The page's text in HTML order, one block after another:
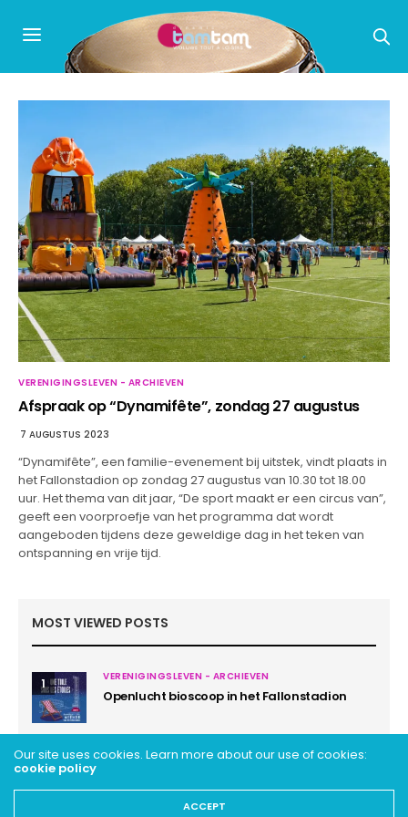
VERENIGINGSLEVEN - ARCHIEVEN
Afspraak op “Dynamifête”, zondag 27 augustus
7 AUGUSTUS 2023
“Dynamifête”, een familie-evenement bij uitstek, vindt plaats in
het Fallonstadion op zondag 27 augustus van 10.30 tot 18.00
uur. Het thema van dit jaar, “De sport maakt er een circus van”,
geeft een voorproefje van het programma dat wordt
aangeboden tijdens deze geweldige dag in het teken van
ontspanning en vrije tijd.
MOST VIEWED POSTS
1 VERENIGINGSLEVEN - ARCHIEVEN
Openlucht bioscoop in het Fallonstadion
Our site uses cookies. Learn more about our use of cookies:
cookie policy
ACCEPT